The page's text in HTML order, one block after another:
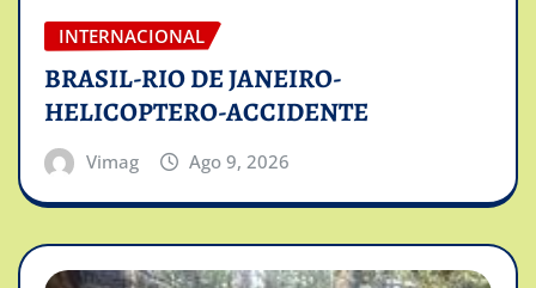
INTERNACIONAL
BRASIL-RIO DE JANEIRO-
HELICOPTERO-ACCIDENTE
Vimag Ago 9, 2026